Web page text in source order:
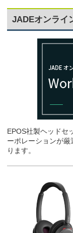
JADEオンライ
EPOS社製ヘッドセ
ーポレーションが
ります。